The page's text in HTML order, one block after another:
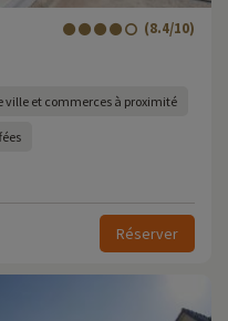
(8.4/10)
ville et commerces à proximité
Réserver